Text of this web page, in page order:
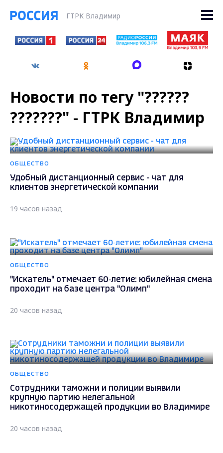
ГТРК Владимир
Новости по тегу "??????
???????" - ГТРК Владимир
ОБЩЕСТВО
Удобный дистанционный сервис - чат для
клиентов энергетической компании
19 часов назад
ОБЩЕСТВО
"Искатель" отмечает 60‑летие: юбилейная смена
проходит на базе центра "Олимп"
20 часов назад
ОБЩЕСТВО
Сотрудники таможни и полиции выявили
крупную партию нелегальной
никотиносодержащей продукции во Владимире
20 часов назад